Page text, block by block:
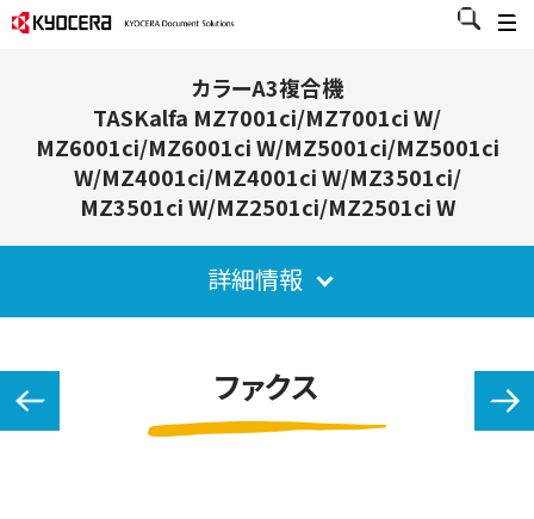
カラーA3複合機
TASKalfa MZ7001ci/MZ7001ci W/
MZ6001ci/MZ6001ci W/MZ5001ci/MZ5001ci
W/MZ4001ci/MZ4001ci W/MZ3501ci/
MZ3501ci W/MZ2501ci/MZ2501ci W
詳細情報
ファクス